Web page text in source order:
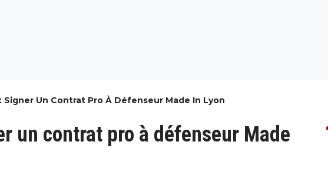
Signer Un Contrat Pro À Défenseur Made In Lyon
un contrat pro à défenseur Made